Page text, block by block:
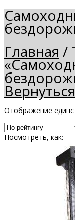
Главная /
Отображение
Посмотреть, как: